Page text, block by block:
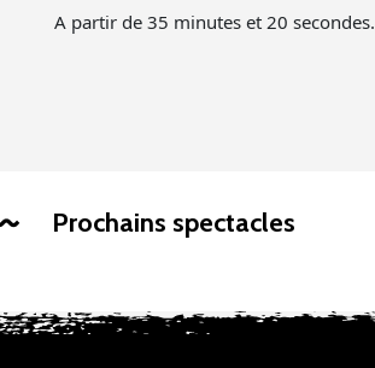
A partir de 35 minutes et 20 secondes.
Prochains spectacles